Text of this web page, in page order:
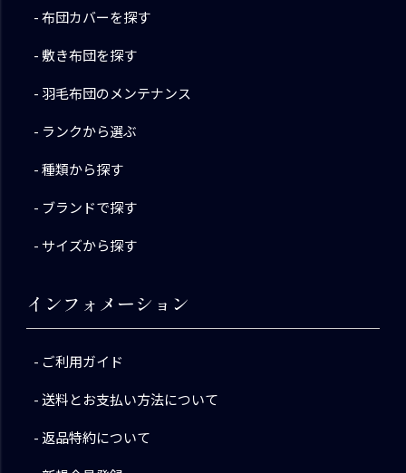
布団カバーを探す
敷き布団を探す
羽毛布団のメンテナンス
ランクから選ぶ
種類から探す
ブランドで探す
サイズから探す
インフォメーション
ご利用ガイド
送料とお支払い方法について
返品特約について